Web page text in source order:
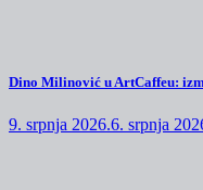
Dino Milinović u ArtCaffeu:
9. srpnja 2026.6. srpnja